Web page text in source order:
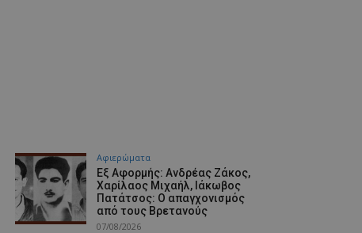
Aφιερώματα
Εξ Αφορμής: Ανδρέας Ζάκος,
Χαρίλαος Μιχαήλ, Ιάκωβος
Πατάτσος: Ο απαγχονισμός
από τους Βρετανούς
07/08/2026